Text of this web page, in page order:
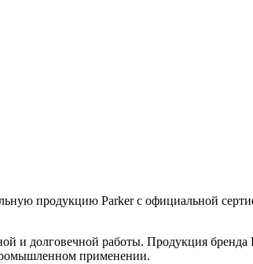
продукцию Parker с официальной
и долговечной работы. Продукция бренда
применении.